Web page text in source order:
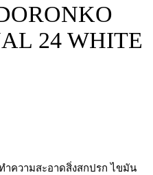
24 WHITE
าความสะอาดสิ่งสกปรก ไขมัน